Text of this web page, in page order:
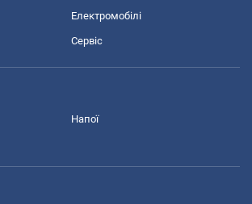
Електромобілі
Сервіс
Напої